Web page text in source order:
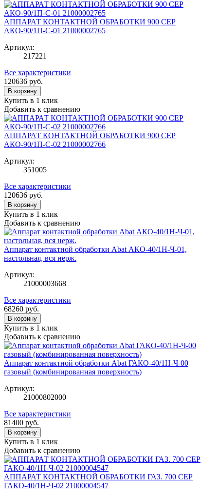
АППАРАТ КОНТАКТНОЙ ОБРАБОТКИ 900 СЕР
АКО-90/1П-С-01 21000002765
Артикул:
217221
Все характеристики
120636 руб.
В корзину
Купить в 1 клик
Добавить к сравнению
АППАРАТ КОНТАКТНОЙ ОБРАБОТКИ 900 СЕР
АКО-90/1П-С-02 21000002766
Артикул:
351005
Все характеристики
120636 руб.
В корзину
Купить в 1 клик
Добавить к сравнению
Аппарат контактной обработки Abat АКО-40/1Н-Ч-01,
настольная, вся нерж.
Артикул:
21000003668
Все характеристики
68260 руб.
В корзину
Купить в 1 клик
Добавить к сравнению
Аппарат контактной обработки Abat ГАКО-40/1Н-Ч-00
газовый (комбинированная поверхность)
Артикул:
21000802000
Все характеристики
81400 руб.
В корзину
Купить в 1 клик
Добавить к сравнению
АППАРАТ КОНТАКТНОЙ ОБРАБОТКИ ГАЗ. 700 СЕР
ГАКО-40/1Н-Ч-02 21000004547